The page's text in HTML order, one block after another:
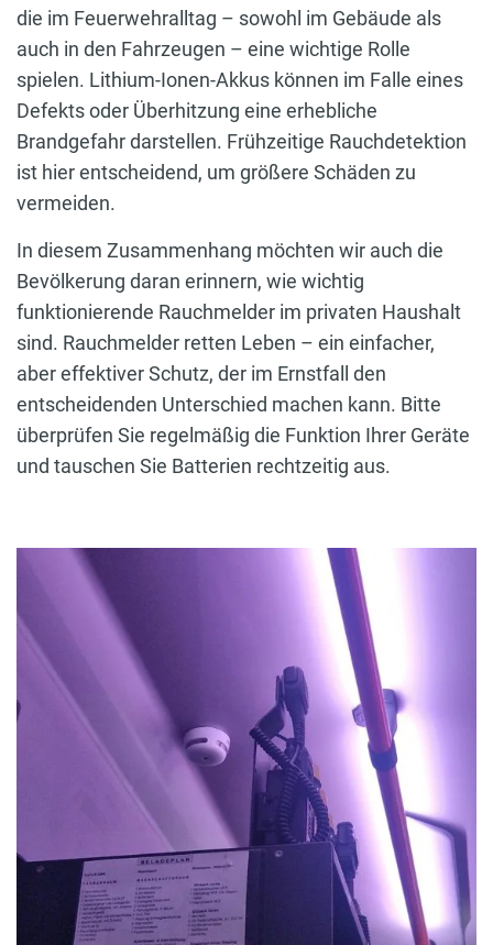
die im Feuerwehralltag – sowohl im Gebäude als
auch in den Fahrzeugen – eine wichtige Rolle
spielen. Lithium-Ionen-Akkus können im Falle eines
Defekts oder Überhitzung eine erhebliche
Brandgefahr darstellen. Frühzeitige Rauchdetektion
ist hier entscheidend, um größere Schäden zu
vermeiden.
In diesem Zusammenhang möchten wir auch die
Bevölkerung daran erinnern, wie wichtig
funktionierende Rauchmelder im privaten Haushalt
sind. Rauchmelder retten Leben – ein einfacher,
aber effektiver Schutz, der im Ernstfall den
entscheidenden Unterschied machen kann. Bitte
überprüfen Sie regelmäßig die Funktion Ihrer Geräte
und tauschen Sie Batterien rechtzeitig aus.